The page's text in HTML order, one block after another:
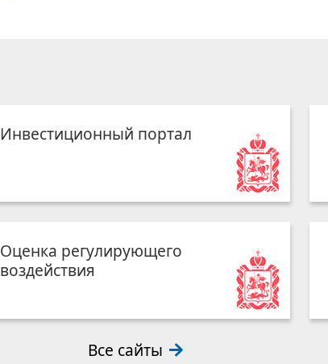
Инвестиционный портал
Оценка регулирующего
воздействия
Все сайты